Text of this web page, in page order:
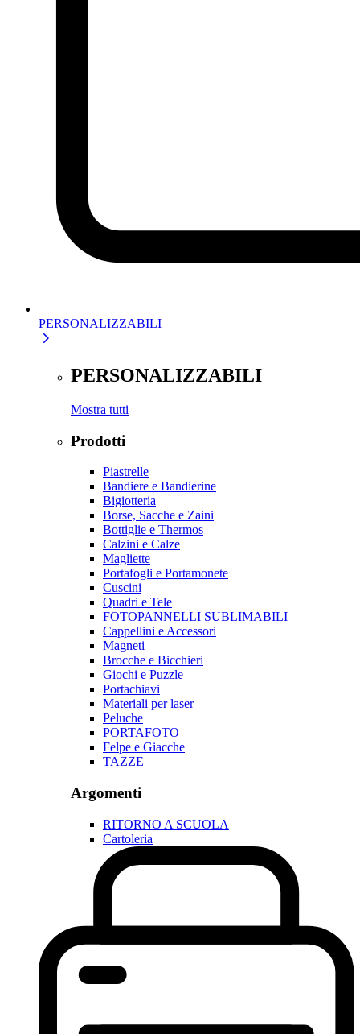
PERSONALIZZABILI
PERSONALIZZABILI
Mostra tutti
Prodotti
Piastrelle
Bandiere e Bandierine
Bigiotteria
Borse, Sacche e Zaini
Bottiglie e Thermos
Calzini e Calze
Magliette
Portafogli e Portamonete
Cuscini
Quadri e Tele
FOTOPANNELLI SUBLIMABILI
Cappellini e Accessori
Magneti
Brocche e Bicchieri
Giochi e Puzzle
Portachiavi
Materiali per laser
Peluche
PORTAFOTO
Felpe e Giacche
TAZZE
Argomenti
RITORNO A SCUOLA
Cartoleria